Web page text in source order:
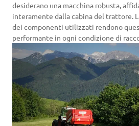
desiderano una macchina robusta,
interamente dalla cabina del trattore.
dei componenti utilizzati rendono
performante in ogni condizione di